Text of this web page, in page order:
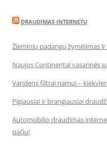
DRAUDIMAS INTERNETU
Žieminių padangų žymėjimas
Naujos Continental vasarinės
Vandens filtrai namui –
Pigiausiai ir brangiausiai
Automobilio draudimas
pačių!